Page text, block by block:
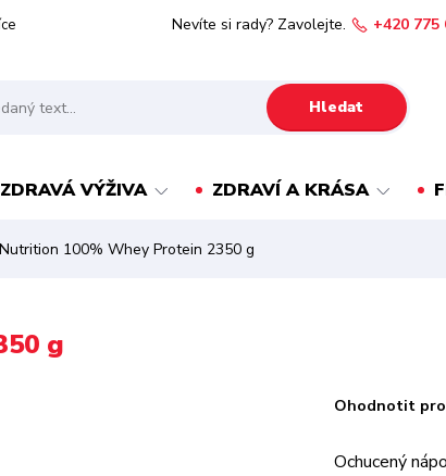
Hledat
Nevíte si rady? Zavolejte. +420 775
ZDRAVÁ VÝŽIVA ZDRAVÍ A KRÁSA
100% Whey Protein 2350 g
g
Ohodnotit
Ochucený